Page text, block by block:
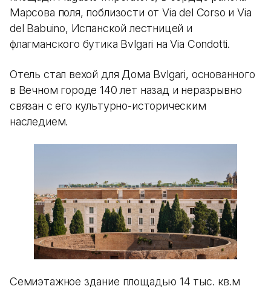
Марсова поля, поблизости от Via del Corso и Via
del Babuino, Испанской лестницей и
флагманского бутика Bvlgari на Via Condotti.
Отель стал вехой для Дома Bvlgari, основанного
в Вечном городе 140 лет назад и неразрывно
связан с его культурно-историческим
наследием.
Семиэтажное здание площадью 14 тыс. кв.м